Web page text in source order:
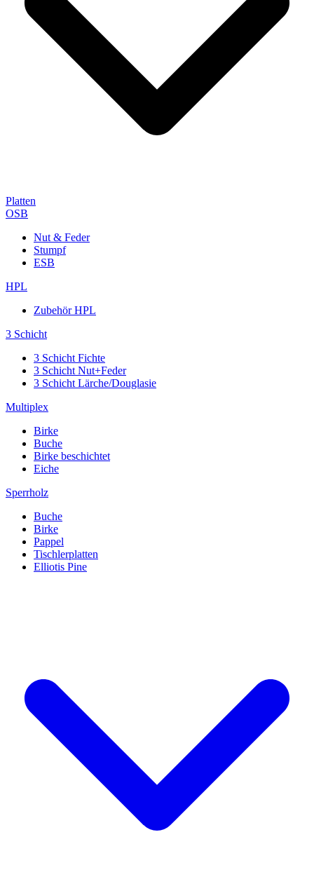
Platten
OSB
Nut & Feder
Stumpf
ESB
HPL
Zubehör HPL
3 Schicht
3 Schicht Fichte
3 Schicht Nut+Feder
3 Schicht Lärche/Douglasie
Multiplex
Birke
Buche
Birke beschichtet
Eiche
Sperrholz
Buche
Birke
Pappel
Tischlerplatten
Elliotis Pine